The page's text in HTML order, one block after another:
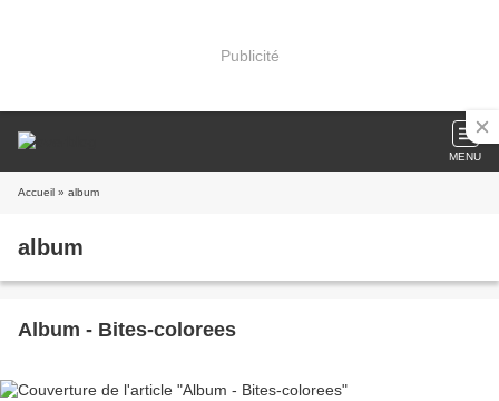
Publicité
MENU
Accueil » album
album
Album - Bites-colorees